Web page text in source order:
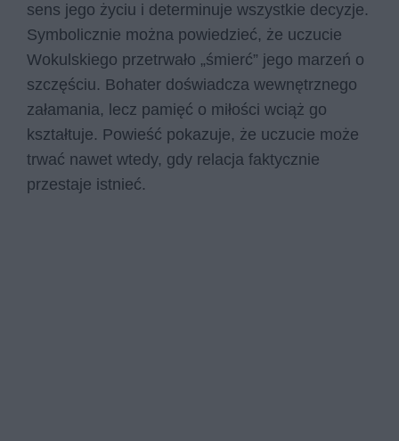
sens jego życiu i determinuje wszystkie decyzje.
Symbolicznie można powiedzieć, że uczucie
Wokulskiego przetrwało „śmierć” jego marzeń o
szczęściu. Bohater doświadcza wewnętrznego
załamania, lecz pamięć o miłości wciąż go
kształtuje. Powieść pokazuje, że uczucie może
trwać nawet wtedy, gdy relacja faktycznie
przestaje istnieć.